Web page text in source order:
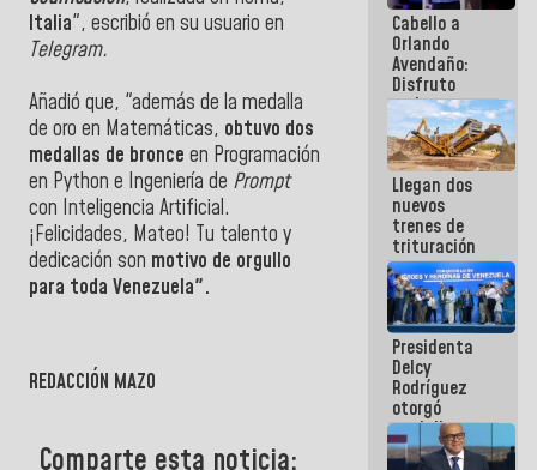
Italia", escribió en su usuario en
Telegram.
Añadió que, "además de la medalla
de oro en Matemáticas, obtuvo dos
medallas de bronce en Programación
en Python e Ingeniería de Prompt
con Inteligencia Artificial.
¡Felicidades, Mateo! Tu talento y
dedicación son motivo de orgullo
para toda Venezuela".
REDACCIÓN MAZO
Comparte esta noticia:
Cabello a
Orlando
Avendaño:
Disfruto
cada vez
que escribes
porque lo
que haces
es
embarrarla
Llegan dos
nuevos
trenes de
trituración
para
optimizar
manejo de
escombros
en La Guaira
Presidenta
Delcy
Rodríguez
otorgó
medalla
"Héroe de